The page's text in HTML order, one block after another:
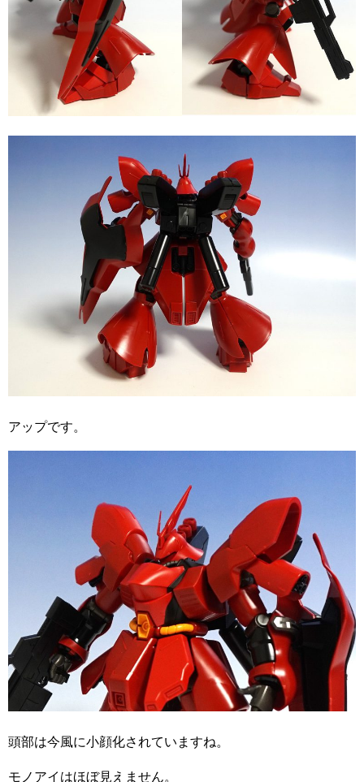
アップです。
頭部は今風に小顔化されていますね。
モノアイはほぼ見えません。